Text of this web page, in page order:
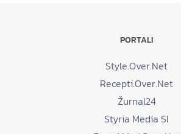
PORTALI
Style.Over.Net
Recepti.Over.Net
Žurnal24
Styria Media SI